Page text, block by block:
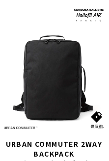
URBAN COMMUTER 2WAY
BACKPACK